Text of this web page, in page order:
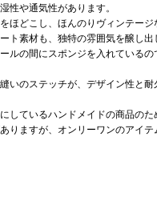
性や通気性があります。
ほどこし、ほんのりヴィンテージ
ト素材も、独特の雰囲気を醸し出
ルの間にスポンジを入れているの
いのステッチが、デザイン性と耐
しているハンドメイドの商品の
りますが、オンリーワンのアイ